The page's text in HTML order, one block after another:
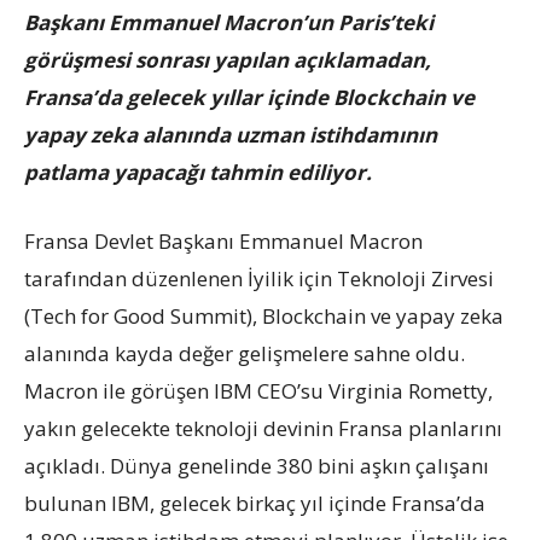
Başkanı Emmanuel Macron’un Paris’teki
görüşmesi sonrası yapılan açıklamadan,
Fransa’da gelecek yıllar içinde Blockchain ve
yapay zeka alanında uzman istihdamının
patlama yapacağı tahmin ediliyor.
Fransa Devlet Başkanı Emmanuel Macron
tarafından düzenlenen İyilik için Teknoloji Zirvesi
(Tech for Good Summit), Blockchain ve yapay zeka
alanında kayda değer gelişmelere sahne oldu.
Macron ile görüşen IBM CEO’su Virginia Rometty,
yakın gelecekte teknoloji devinin Fransa planlarını
açıkladı. Dünya genelinde 380 bini aşkın çalışanı
bulunan IBM, gelecek birkaç yıl içinde Fransa’da